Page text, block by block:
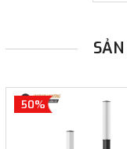
50%